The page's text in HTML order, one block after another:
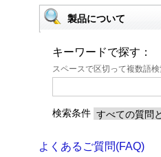
製品について
キーワードで探す：
スペースで区切って複数語
検索条件
よくあるご質問(FAQ)